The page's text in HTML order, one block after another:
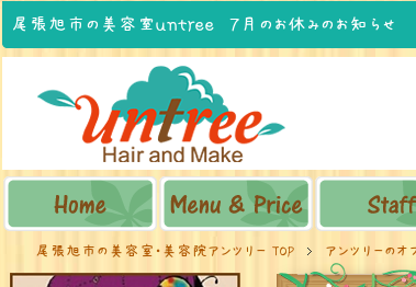
尾張旭市の美容室ｕｎｔｒｅｅ ７月のお休みのお知らせ
尾張旭市の美容室・美容院アンツリー TOP アンツリーのオ